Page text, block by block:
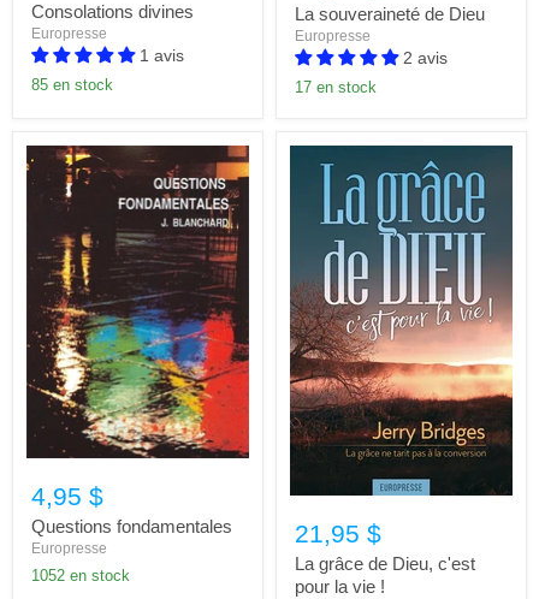
Consolations divines
Europresse
1 avis
85 en stock
La souveraineté de Dieu
Europresse
2 avis
17 en stock
4,95 $
Questions fondamentales
Europresse
1052 en stock
21,95 $
La grâce de Dieu, c'est
pour la vie !